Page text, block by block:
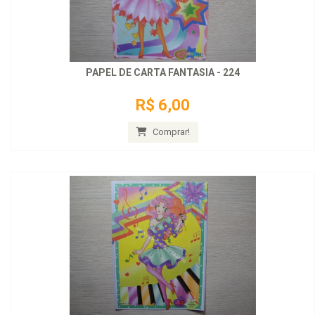
PAPEL DE CARTA FANTASIA - 224
R$ 6,00
Comprar!